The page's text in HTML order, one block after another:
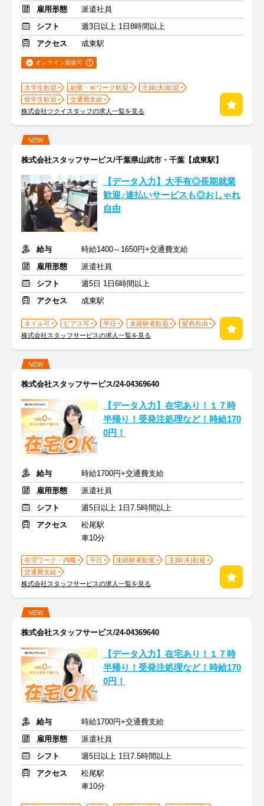
雇用形態
派遣社員
シフト
週3日以上 1日8時間以上
アクセス
成東駅
オンライン面接可
大学生歓迎 副業・Ｗワーク歓迎
主婦(夫)歓迎
留学生歓迎
交通費支給
株式会社ツクイスタッフの求人一覧を見る
NEW
株式会社スタッフサービス/千葉県山武市・千葉【成東駅】
【データ入力】大手有◎長期就業
歓迎♪速払いサービスも◎おしゃれ
自由
給与
時給1400～1650円+交通費支給
雇用形態
派遣社員
シフト
週5日 1日6時間以上
アクセス
成東駅
ネイル可 ピアス可 平日 未経験者歓迎
髪色自由
株式会社スタッフサービスの求人一覧を見る
NEW
株式会社スタッフサービス/24-04369640
【データ入力】在宅あり！１７時
半帰り！受発注処理など！時給170
0円！
給与
時給1700円+交通費支給
雇用形態
派遣社員
シフト
週5日以上 1日7.5時間以上
アクセス
松尾駅
車10分
在宅ワーク・内職 平日 未経験者歓迎
主婦(夫)歓迎
交通費支給
株式会社スタッフサービスの求人一覧を見る
NEW
株式会社スタッフサービス/24-04369640
【データ入力】在宅あり！１７時
半帰り！受発注処理など！時給170
0円！
給与
時給1700円+交通費支給
雇用形態
派遣社員
シフト
週5日以上 1日7.5時間以上
アクセス
松尾駅
車10分